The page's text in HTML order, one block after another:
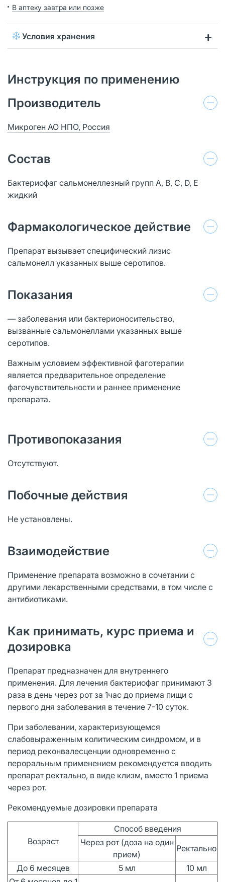
В аптеку завтра или позже
Условия хранения
Инструкция по применению
Производитель
Микроген АО НПО, Россия
Состав
Бактериофаг сальмонеллезный групп A, B, C, D, E
жидкий
Фармакологическое действие
Препарат вызывает специфический лизис
сальмонелл указанных выше серотипов.
Показания
— заболевания или бактерионосительство,
вызванные сальмонеллами указанных выше
серотипов.
Важным условием эффективной фаготерапии
является предварительное определение
фагочувствительности и раннее применение
препарата.
Противопоказания
Отсутствуют.
Побочные действия
Не установлены.
Взаимодействие
Применение препарата возможно в сочетании с
другими лекарственными средствами, в том числе с
антибиотиками.
Как принимать, курс приема и
дозировка
Препарат предназначен для внутреннего
применения. Для лечения бактериофаг принимают 3
раза в день через рот за 1час до приема пищи с
первого дня заболевания в течение 7-10 суток.
При заболевании, характеризующемся
слабовыраженным колитическим синдромом, и в
период реконвалесценции одновременно с
пероральным применением рекомендуется вводить
препарат ректально, в виде клизм, вместо 1 приема
через рот.
Рекомендуемые дозировки препарата
Возраст
Способ введения
Через рот (доза на один
прием)
Ректально
До 6 месяцев
5 мл
10 мл